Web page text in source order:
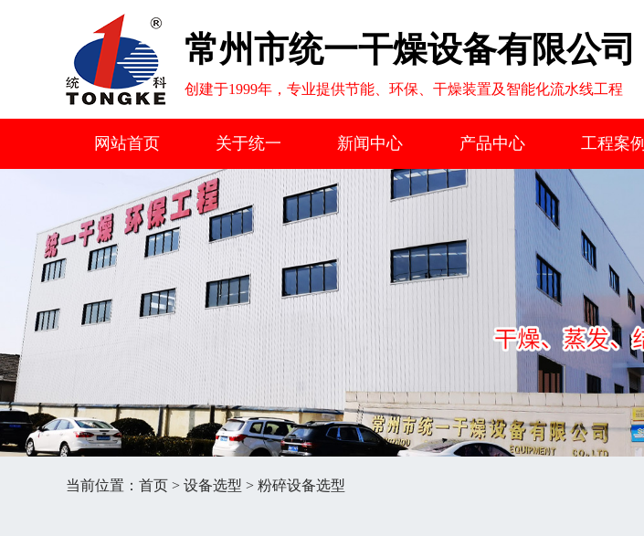
常州市统一干燥设备有限公司
创建于1999年，专业提供节能、环保、干燥装置及智能化流水线工程
网站首页 关于统一 新闻中心 产品中心 工程案例
当前位置： 首页 > 设备选型 > 粉碎设备选型